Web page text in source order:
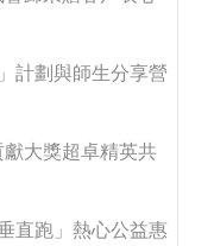
計劃與師生分享營
大獎超卓精英共
直跑」熱心公益惠